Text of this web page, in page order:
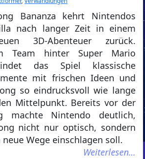
Bananza kehrt Nintendos
nach langer Zeit in einem
3D-Abenteuer zurück.
Team hinter Super Mario
das Spiel klassische
mit frischen Ideen und
so eindrucksvoll wie lange
Mittelpunkt. Bereits vor der
machte Nintendo deutlich,
nicht nur optisch, sondern
Wege einschlagen soll.
Weiterlesen…